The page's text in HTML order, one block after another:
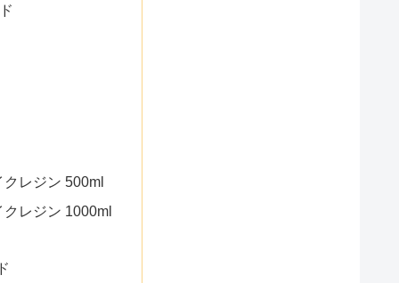
レジン 500ml
レジン 1000ml